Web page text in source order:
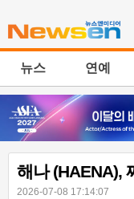
뉴스 연예
해나 (HAENA),
2026-07-08 17:14:07